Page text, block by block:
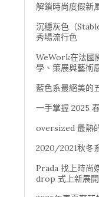
解鎖時尚度假新
沉穩灰色（
秀場流行色
WeWork在法國
學、策展與藝術
藍色系最絕美的
一手掌握 2025
oversized 最熱
2020/2021秋冬
Prada 找上時尚
drop 式上新展